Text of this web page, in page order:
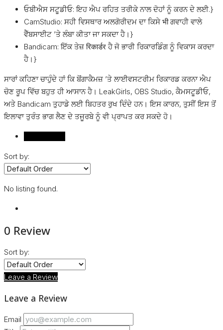
ਓਬੀਐਸ ਸਟੂਡੀਓ: ਇਹ ਐਪ ਰਹਿਤ ਤਰੀਕੇ ਨਾਲ ਦੋਹਾਂ ਨੂੰ ਕਰਨ ਦੇ ਲਈ.}
CamStudio: ਸਹੀ ਵਿਸਥਾਰ ਅਲਗੋਰੀਦਮ ਦਾ ਕਿਸੇ भी ਗਵਾਹੀ ਵਾਲੇ
ਵੈੱਬਸਾਈਟ ’ਤੇ ਲੰਬਾ ਕੀਤਾ ਜਾ ਸਕਦਾ ਹੈ।}
Bandicam: ਇੱਕ ਤੇਜ਼ रिकार्डर ਹੈ ਜੋ ਭਾਰੀ ਰਿਕਾਰਡਿੰਗ ਨੂੰ ਵਿਕਾਸ ਕਰਦਾ
ਹੈ।}
ਸਾਰਾਂ ਕਹਿਣਾ ਚਾਹੁੰਦੇ ਹਾਂ ਕਿ ਬੋਂਗਾਕੈਮਜ਼ ’ਤੇ ਲਾਈਵਸਟਰੀਮ ਰਿਕਾਰਡ ਕਰਨਾ ਐਪ
ਚੋਣ ਰੂਪ ਵਿੱਚ ਬਹੁਤ ਹੀ ਆਸਾਨ ਹੈ। LeakGirls, OBS Studio, ਕੈਮਸਟੂਡੀਓ,
ਅਤੇ Bandicam ਤੁਹਾਡੇ ਲਈ ਬਿਹਤਰ ਰੁਖ ਦਿੰਦੇ ਹਨ। ਇਸ ਕਾਰਨ, ਤੁਸੀਂ ਇਸ ਤੋਂ
ਇਲਾਵਾ ਤੁਰੰਤ ਭਾਗ ਲੈਣ ਦੇ ਤਜੂਰਬੇ ਨੂੰ ਵੀ ਪ੍ਰਾਪਤ ਕਰ ਸਕਦੇ ਹੋ।
Sort by:
No listing found.
0 Review
Sort by:
Leave a Review
Leave a Review
Email